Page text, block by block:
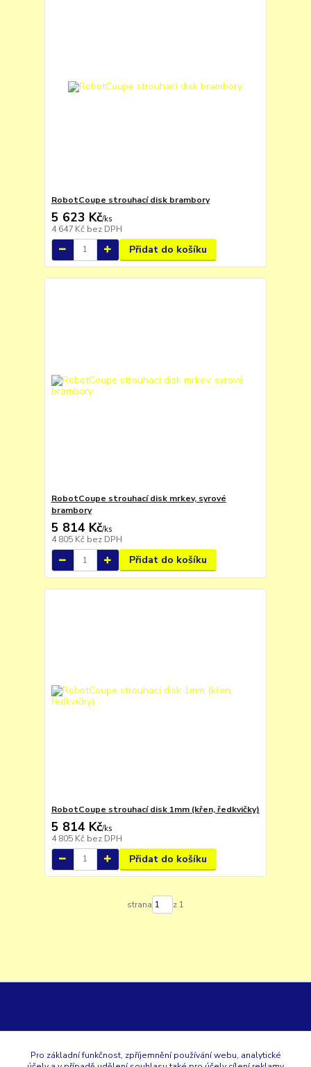
RobotCoupe strouhací disk brambory
5 623 Kč/ks
4 647 Kč bez DPH
Přidat do košíku
RobotCoupe strouhací disk mrkev, syrové
brambory
5 814 Kč/ks
4 805 Kč bez DPH
Přidat do košíku
RobotCoupe strouhací disk 1mm (křen, ředkvičky)
5 814 Kč/ks
4 805 Kč bez DPH
Přidat do košíku
strana z 1
Pro základní funkčnost, zpříjemnění používání webu, analytické